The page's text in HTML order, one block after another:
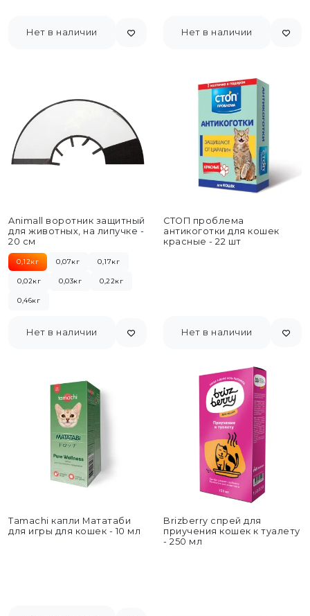
Нет в наличии Нет в наличии
Animall воротник защитный
для животных, на липучке -
20 см
0,12кг 0,07кг 0,17кг
0,02кг 0,03кг 0,22кг
0,46кг
Нет в наличии
СТОП проблема
антикоготки для кошек
красные - 22 шт
Нет в наличии
Tamachi капли Мататаби
для игры для кошек - 10 мл
Brizberry спрей для
приучения кошек к туалету
- 250 мл